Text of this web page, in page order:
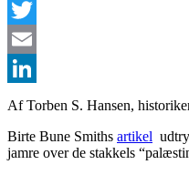
Facebook
Twitter
Email
LinkedIn
Af Torben S. Hansen,
Birte Bune Smiths artikel
jamre over de stakkels